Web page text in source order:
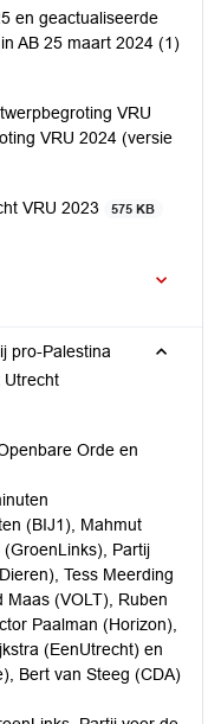
en geactualiseerde
AB 25 maart 2024 (1)
VRU
VRU 2024 (versie
VRU 2023 575 KB
pro-Palestina
Utrecht
Orde en
(BIJ1), Mahmut
Partij
Tess Meerding
Maas (VOLT), Ruben
Paalman (Horizon),
(EenUtrecht) en
Bert van Steeg (CDA)